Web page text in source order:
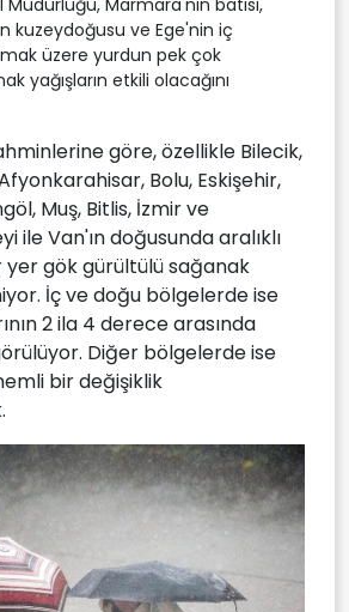
kuzeydoğusu ve Ege'nin iç
üzere yurdun pek çok
yağışların etkili olacağını
göre, özellikle Bilecik,
Bolu, Eskişehir,
Muş, Bitlis, İzmir ve
ile Van'ın doğusunda aralıklı
gök gürültülü sağanak
İç ve doğu bölgelerde ise
2 ila 4 derece arasında
Diğer bölgelerde ise
bir değişiklik